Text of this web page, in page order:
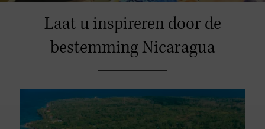
Laat u inspireren door de
bestemming Nicaragua